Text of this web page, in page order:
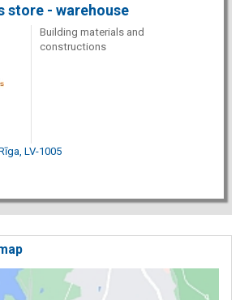
store - warehouse
Building materials and
constructions
LV-1005